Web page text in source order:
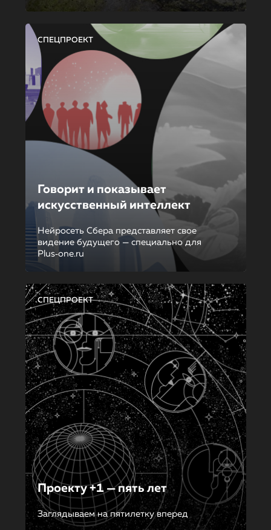
СПЕЦПРОЕКТ
Говорит и показывает
искусственный интеллект
Нейросеть Сбера представляет свое
видение будущего — специально для
Plus‑one.ru
СПЕЦПРОЕКТ
Проекту +1 — пять лет
Заглядываем на пятилетку вперед